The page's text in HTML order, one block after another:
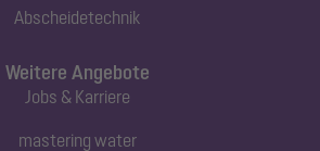
Abscheidetechnik
Weitere Angebote
Jobs & Karriere
mastering water